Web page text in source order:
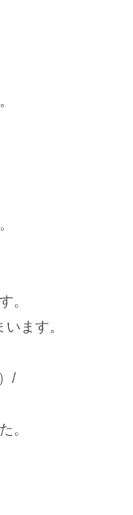
。
ます。
/
。